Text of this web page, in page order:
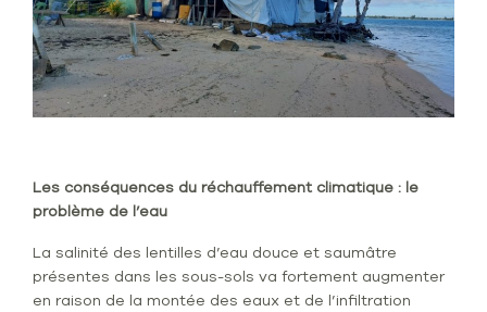
Les conséquences du réchauffement climatique : le
problème de l’eau
La salinité des lentilles d’eau douce et saumâtre
présentes dans les sous-sols va fortement augmenter
en raison de la montée des eaux et de l’infiltration